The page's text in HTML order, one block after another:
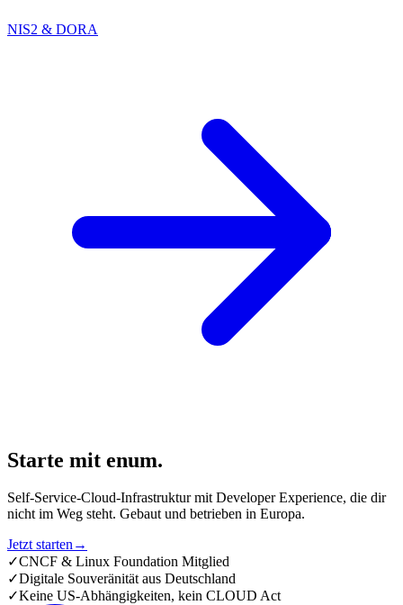
NIS2 & DORA
Starte mit enum.
Self-Service-Cloud-Infrastruktur mit Developer Experience, die dir
nicht im Weg steht. Gebaut und betrieben in Europa.
Jetzt starten→
✓CNCF & Linux Foundation Mitglied
✓Digitale Souveränität aus Deutschland
✓Keine US-Abhängigkeiten, kein CLOUD Act